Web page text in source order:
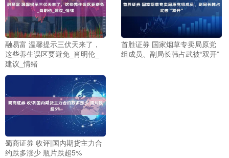
融易富 温馨提示三伏天来了，
这些养生误区要避免_肖明伦_
建议_情绪
首胜证券 国家烟草专卖局原党
组成员、副局长韩占武被“双开”
蜀商证券 收评|国内期货主力合
约跌多涨少 瓶片跌超5%